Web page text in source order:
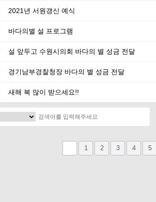
2021년 서원갱신 예식
바다의별 설 프로그램
설 앞두고 수원시의회 바다의 별 성금 전달
경기남부경찰청장 바다의 별 성금 전달
새해 복 많이 받으세요!!
1 2 3 4 5